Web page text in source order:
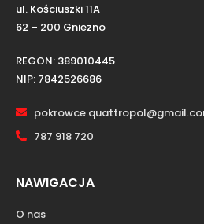
ul. Kościuszki 11A
62 – 200 Gniezno
REGON: 389010445
NIP: 7842526686
787 918 720
NAWIGACJA
O nas